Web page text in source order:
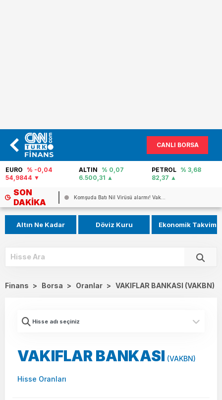
CANLI BORSA
EURO
% -0,04
54,9844
ALTIN
% 0,07
6.500,31
PETROL % 3,68
82,37
SON
DAKIKA
Komşuda Batı Nil Virüsü alarmı! Vak...
Altın Ne Kadar Döviz Kuru Ekonomik Takvim
Finans > Borsa > Oranlar > VAKIFLAR BANKASI (VAKBN)
VAKIFLAR BANKASI (VAKBN)
Hisse Oranları